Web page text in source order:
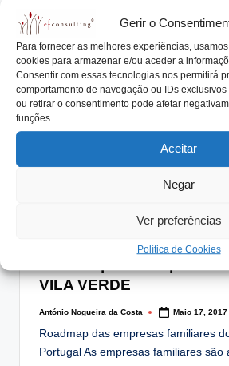
Gerir o
Para fornecer as melhores experiências,
cookies para armazenar e/ou aceder a
Consentir com essas tecnologias nos permitirá
comportamento de navegação ou IDs
ou retirar o consentimento pode afetar
funções.
Aceitar
Negar
Ver preferências
Política de Cookies
in
Roadmap das Empresas
DOURO
Posted
by
António Nogueira da Costa Maio 26, 2017
Museu do Douro recebe o Roadmap
Familiares As empresas familiares
VILA VERDE
Posted
António Nogueira da Costa Maio 17, 2017
Roadmap das empresas familiares
Portugal As empresas familiares